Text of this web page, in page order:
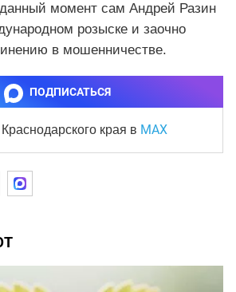
момент сам Андрей Разин
розыске и заочно
в мошенничестве.
ПОДПИСАТЬСЯ
края в MAX